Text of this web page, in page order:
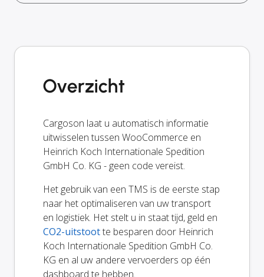
Overzicht
Cargoson laat u automatisch informatie
uitwisselen tussen WooCommerce en
Heinrich Koch Internationale Spedition
GmbH Co. KG - geen code vereist.
Het gebruik van een TMS is de eerste stap
naar het optimaliseren van uw transport
en logistiek. Het stelt u in staat tijd, geld en
CO2-uitstootte besparen door Heinrich
Koch Internationale Spedition GmbH Co.
KG en al uw andere vervoerders op één
dashboard te hebben.